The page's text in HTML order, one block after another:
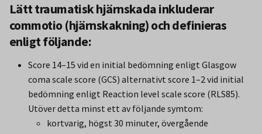
Lätt traumatisk hjärnskada inkluderar
commotio (hjärnskakning) och definieras
enligt följande:
Score 14–15 vid en initial bedömning enligt Glasgow
coma scale score (GCS) alternativt score 1–2 vid initial
bedömning enligt Reaction level scale score (RLS85).
Utöver detta minst ett av följande symtom:
kortvarig, högst 30 minuter, övergående